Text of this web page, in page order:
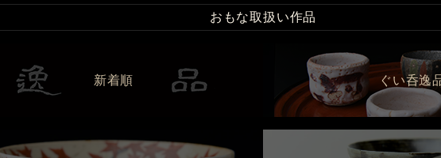
おもな取扱い作品
新着順 ぐい呑逸